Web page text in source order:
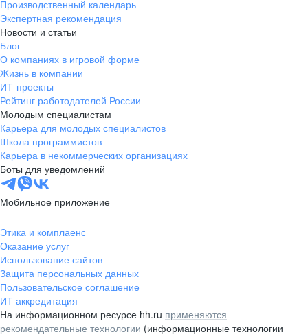
Производственный календарь
Экспертная рекомендация
Новости и статьи
Блог
О компаниях в игровой форме
Жизнь в компании
ИТ-проекты
Рейтинг работодателей России
Молодым специалистам
Карьера для молодых специалистов
Школа программистов
Карьера в некоммерческих организациях
Боты для уведомлений
Мобильное приложение
Этика и комплаенс
Оказание услуг
Использование сайтов
Защита персональных данных
Пользовательское соглашение
ИТ аккредитация
На информационном ресурсе hh.ru применяются
рекомендательные технологии (информационные технологии